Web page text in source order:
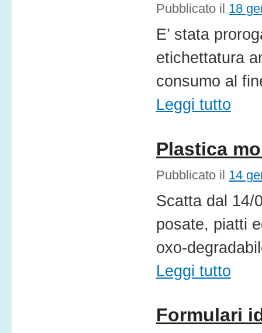
Pubblicato il 18
E’ stata
etichettatura
consumo al
Leggi tutto
Plastica
Pubblicato il 14
Scatta dal 14/
posate, piatti
oxo-
Leggi tutto
Formulari